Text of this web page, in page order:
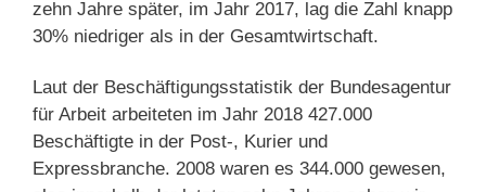
zehn Jahre später, im Jahr 2017, lag die Zahl knapp
30% niedriger als in der Gesamtwirtschaft.
Laut der Beschäftigungsstatistik der Bundesagentur
für Arbeit arbeiteten im Jahr 2018 427.000
Beschäftigte in der Post-, Kurier und
Expressbranche. 2008 waren es 344.000 gewesen,